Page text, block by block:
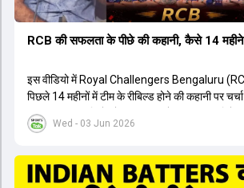
Wed - 03 Jun 2026
RCB की सफलता के पीछे की कहानी, कैसे 14 महीने
इस वीडियो में Royal Challengers Bengaluru
पिछले 14 महीनों में टीम के रीबिल्ड होने की कहानी पर
अपनी पुरानी गलतियों को स्वीकार करते हुए एक नया रिसेट
मैनेजमेंट में Mo Bobat, Andy Flower, Dinesh
के तहत Bhuvneshwar Kumar, Krunal
जैसे भारतीय खिलाड़ियों को टीम में शामिल किया गया,